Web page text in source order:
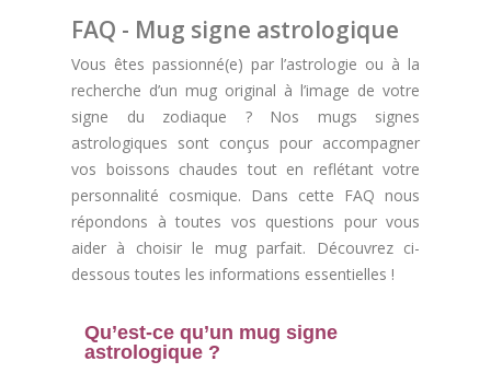
FAQ - Mug signe astrologique
Vous êtes passionné(e) par l’astrologie ou à la
recherche d’un mug original à l’image de votre
signe du zodiaque ? Nos mugs signes
astrologiques sont conçus pour accompagner
vos boissons chaudes tout en reflétant votre
personnalité cosmique. Dans cette FAQ nous
répondons à toutes vos questions pour vous
aider à choisir le mug parfait. Découvrez ci-
dessous toutes les informations essentielles !
Qu’est-ce qu’un mug signe
astrologique ?